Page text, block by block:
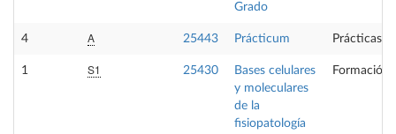
Grado
4 A 25443 Prácticum Prácticas
1 S1 25430
Bases celulares
y moleculares
de la
fisiopatología
Formación